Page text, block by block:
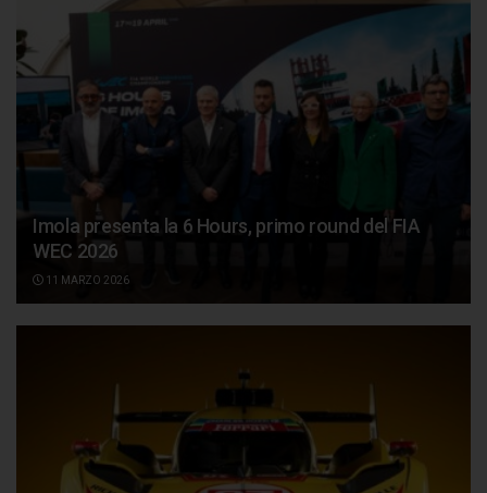
Imola presenta la 6 Hours, primo round del FIA
WEC 2026
11 MARZO 2026